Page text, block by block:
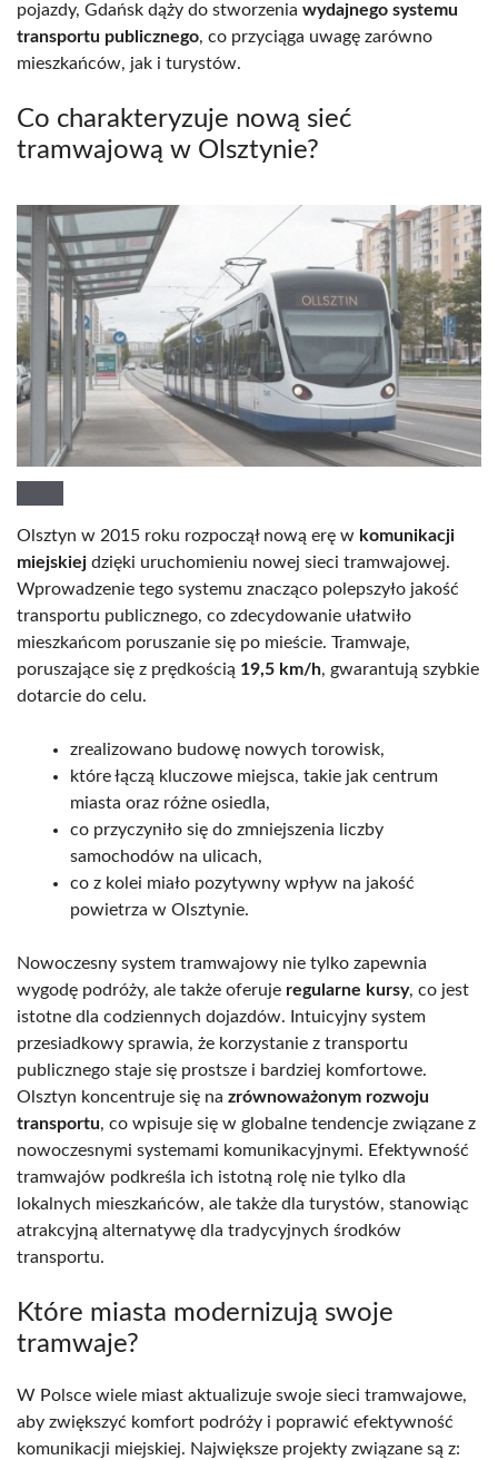
pojazdy, Gdańsk dąży do stworzenia wydajnego systemu
transportu publicznego, co przyciąga uwagę zarówno
mieszkańców, jak i turystów.
Co charakteryzuje nową sieć
tramwajową w Olsztynie?
Olsztyn w 2015 roku rozpoczął nową erę w komunikacji
miejskiej dzięki uruchomieniu nowej sieci tramwajowej.
Wprowadzenie tego systemu znacząco polepszyło jakość
transportu publicznego, co zdecydowanie ułatwiło
mieszkańcom poruszanie się po mieście. Tramwaje,
poruszające się z prędkością 19,5 km/h, gwarantują szybkie
dotarcie do celu.
zrealizowano budowę nowych torowisk,
które łączą kluczowe miejsca, takie jak centrum
miasta oraz różne osiedla,
co przyczyniło się do zmniejszenia liczby
samochodów na ulicach,
co z kolei miało pozytywny wpływ na jakość
powietrza w Olsztynie.
Nowoczesny system tramwajowy nie tylko zapewnia
wygodę podróży, ale także oferuje regularne kursy, co jest
istotne dla codziennych dojazdów. Intuicyjny system
przesiadkowy sprawia, że korzystanie z transportu
publicznego staje się prostsze i bardziej komfortowe.
Olsztyn koncentruje się na zrównoważonym rozwoju
transportu, co wpisuje się w globalne tendencje związane z
nowoczesnymi systemami komunikacyjnymi. Efektywność
tramwajów podkreśla ich istotną rolę nie tylko dla
lokalnych mieszkańców, ale także dla turystów, stanowiąc
atrakcyjną alternatywę dla tradycyjnych środków
transportu.
Które miasta modernizują swoje
tramwaje?
W Polsce wiele miast aktualizuje swoje sieci tramwajowe,
aby zwiększyć komfort podróży i poprawić efektywność
komunikacji miejskiej. Największe projekty związane są z: